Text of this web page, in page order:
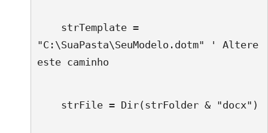
"C:\SuaPasta\SeuModelo.dotm" ' Altere
este caminho
    strFile = Dir(strFolder & "docx")